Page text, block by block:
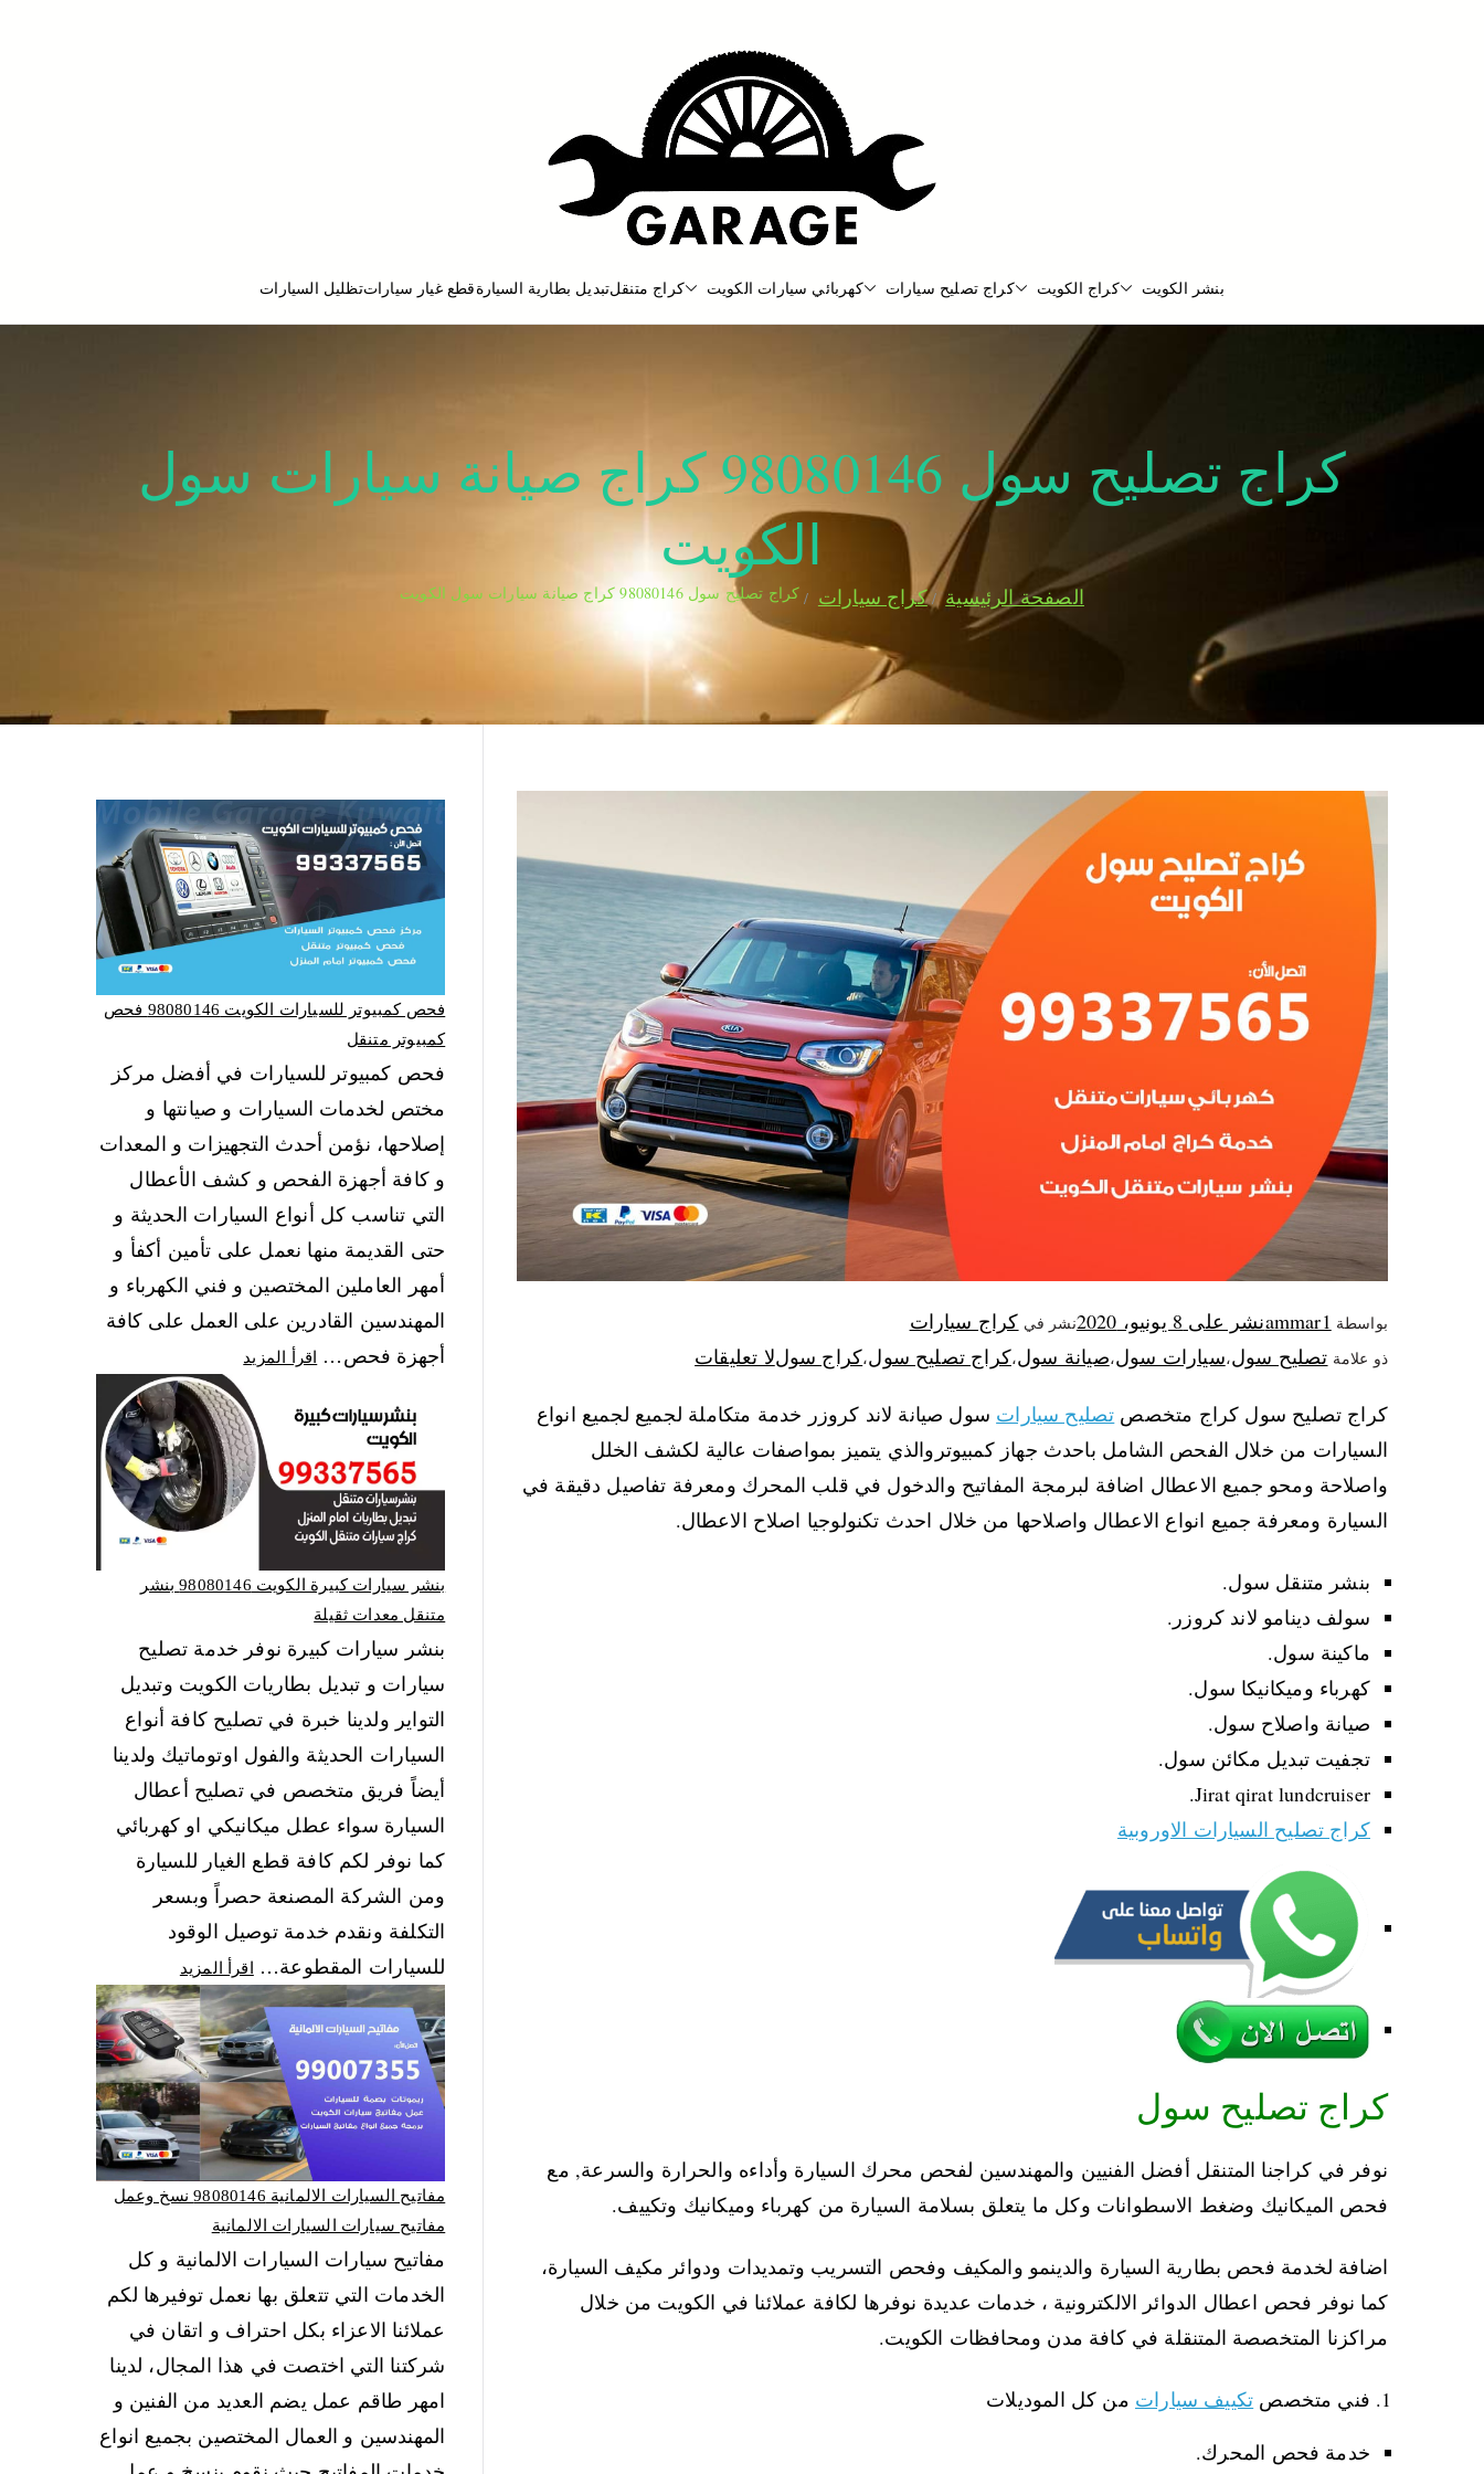
بنشر متنقل
بنشر متنقل الكويت كهرباء وبنشر كراج تصليح سيارات بنشر الكويت كراج الكويت كراج تصليح سيارات كهربائي سيارات الكويت كراج متنقلتبديل بطارية السيارةقطع غيار سياراتتظليل السيارات
كراج تصليح سول 98080146‬ كراج صيانة سيارات سول
الكويت
الصفحة الرئيسية كراج سيارات كراج تصليح سول 98080146‬ كراج صيانة سيارات سول الكويت
بواسطة ammar1نشر على 8 يونيو، 2020 نشر في كراج سيارات
ذو علامة تصليح سول،سيارات سول،صيانة سول،كراج تصليح سول،كراج سوللا تعليقات
كراج تصليح سول كراج متخصص تصليح سيارات سول صيانة لاند كروزر خدمة متكاملة لجميع لجميع انواع
السيارات من خلال الفحص الشامل باحدث جهاز كمبيوتروالذي يتميز بمواصفات عالية لكشف الخلل
واصلاحة ومحو جميع الاعطال اضافة لبرمجة المفاتيح والدخول في قلب المحرك ومعرفة تفاصيل دقيقة في
السيارة ومعرفة جميع انواع الاعطال واصلاحها من خلال احدث تكنولوجيا اصلاح الاعطال.
بنشر متنقل سول.
سولف دينامو لاند كروزر.
ماكينة سول.
كهرباء وميكانيكا سول.
صيانة واصلاح سول.
تجفيت تبديل مكائن سول.
Jirat qirat lundcruiser.
كراج تصليح السيارات الاوروبية
كراج تصليح سول
نوفر في كراجنا المتنقل أفضل الفنيين والمهندسين لفحص محرك السيارة وأداءه والحرارة والسرعة, مع
فحص الميكانيك وضغط الاسطوانات وكل ما يتعلق بسلامة السيارة من كهرباء وميكانيك وتكييف.
اضافة لخدمة فحص بطارية السيارة والدينمو والمكيف وفحص التسريب وتمديدات ودوائر مكيف السيارة،
كما نوفر فحص اعطال الدوائر الالكترونية ، خدمات عديدة نوفرها لكافة عملائنا في الكويت من خلال
مراكزنا المتخصصة المتنقلة في كافة مدن ومحافظات الكويت.
فني متخصص تكييف سيارات من كل الموديلات
خدمة فحص المحرك.
فحص كمبيوتر للسيارات الكويت 98080146‬ فحص
كمبيوتر متنقل
فحص كمبيوتر للسيارات في أفضل مركز
مختص لخدمات السيارات و صيانتها و
إصلاحها، نؤمن أحدث التجهيزات و المعدات
و كافة أجهزة الفحص و كشف الأعطال
التي تناسب كل أنواع السيارات الحديثة و
حتى القديمة منها نعمل على تأمين أكفأ و
أمهر العاملين المختصين و فني الكهرباء و
المهندسين القادرين على العمل على كافة
أجهزة فحص…
اقرأ المزيد
بنشر سيارات كبيرة الكويت 98080146‬ بنشر
متنقل معدات ثقيلة
بنشر سيارات كبيرة نوفر خدمة تصليح
سيارات و تبديل بطاريات الكويت وتبديل
التواير ولدينا خبرة في تصليح كافة أنواع
السيارات الحديثة والفول اوتوماتيك ولدينا
أيضاً فريق متخصص في تصليح أعطال
السيارة سواء عطل ميكانيكي او كهربائي
كما نوفر لكم كافة قطع الغيار للسيارة
ومن الشركة المصنعة حصراً وبسعر
التكلفة ونقدم خدمة توصيل الوقود
للسيارات المقطوعة…
اقرأ المزيد
مفاتيح السيارات الالمانية 98080146‬ نسخ وعمل
مفاتيح سيارات السيارات الالمانية
مفاتيح سيارات السيارات الالمانية و كل
الخدمات التي تتعلق بها نعمل توفيرها لكم
عملائنا الاعزاء بكل احتراف و اتقان في
شركتنا التي اختصت في هذا المجال، لدينا
امهر طاقم عمل يضم العديد من الفنين و
المهندسين و العمال المختصين بجميع انواع